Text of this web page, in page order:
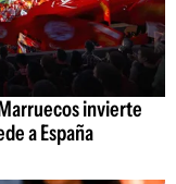
invierte
a España